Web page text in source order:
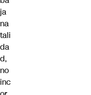
ja
na
tali
da
d,
no
inc